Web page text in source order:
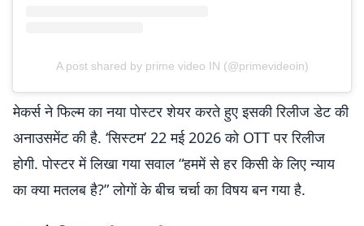
A post shared by prime video IN (@primevideoin)
मेकर्स ने फिल्म का नया पोस्टर शेयर करते हुए इसकी रिलीज डेट की
अनाउसमेंट की है. ‘सिस्टम’ 22 मई 2026 को OTT पर रिलीज
होगी. पोस्टर में लिखा गया सवाल “हममें से हर किसी के लिए न्याय
का क्या मतलब है?” लोगों के बीच चर्चा का विषय बन गया है.